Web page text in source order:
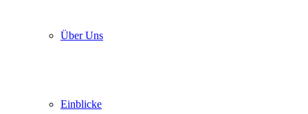
Über Uns
Einblicke